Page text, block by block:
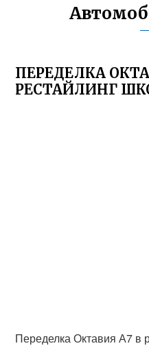
ПЕРЕДЕЛКА
РЕСТАЙЛИНГ
Переделка Октавия А7 в